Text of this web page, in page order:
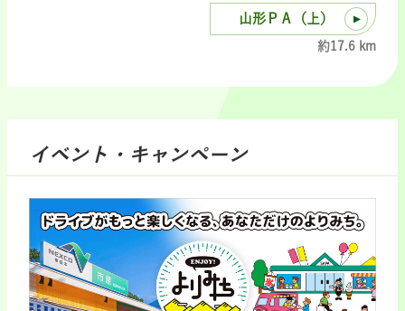
山形ＰＡ（上）
約17.6 km
イベント・キャンペーン